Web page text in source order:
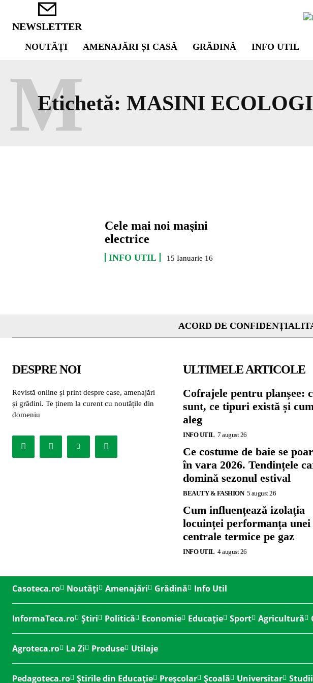
NEWSLETTER
NOUTĂȚI AMENAJĂRI ȘI CASĂ GRĂDINĂ INFO UTIL
Etichetă: MASINI
M
Cele mai noi maşini
electrice
INFO UTIL 15 Ianuarie 16
ACORD DE
DESPRE NOI
Revistă online și print despre case, amenajări
și grădini. Te ținem la curent cu noutățile din
domeniu
ULTIMELE ARTICOLE
Cofrajele pentru planșee:
sunt, ce tipuri există și
aleg
INFO UTIL 7 august 26
Ce costume de baie se
în vara 2026. Tendințele
domină sezonul estival
BEAUTY & FASHION 5 august 26
Cum influențează izolația
locuinței performanța unei
centrale termice pe gaz
INFO UTIL 4 august 26
Casoteca.ro Noutăți Amenajări Grădină Info Util
InformaTeca.ro Știri Politică Economie Educație Sport Agricultură
Agroteca.ro La Zi Produse Utilaje
Pedagoteca.ro Știrile din Educație Preșcolar Școală Universitar